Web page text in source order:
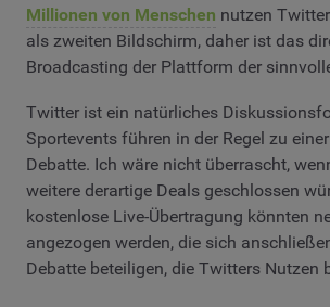
Millionen von Menschen nutzen
als zweiten Bildschirm, daher ist das
Broadcasting der Plattform der
Twitter ist ein natürliches
Sportevents führen in der Regel zu
Debatte. Ich wäre nicht überrascht,
weitere derartige Deals geschlossen
kostenlose Live-Übertragung könnten
angezogen werden, die sich
Debatte beteiligen, die Twitters Nutzen